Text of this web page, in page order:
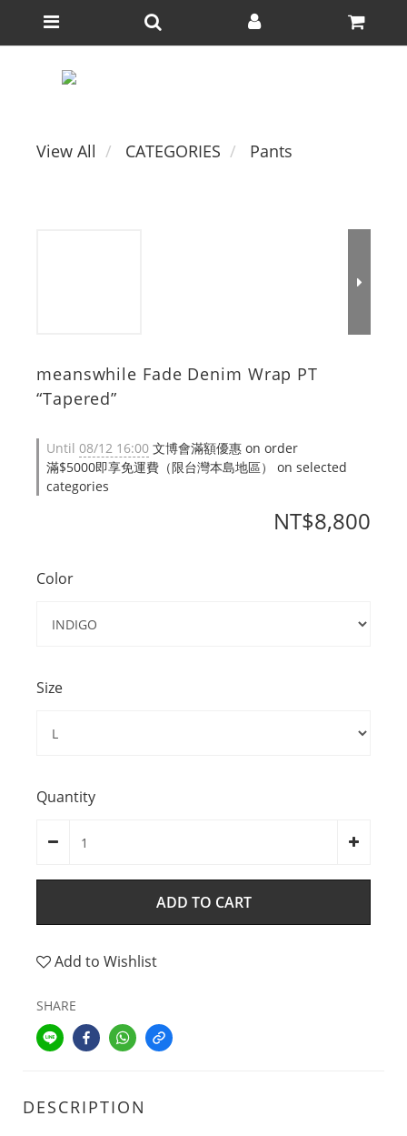
View All CATEGORIES Pants
meanswhile Fade Denim Wrap PT
“Tapered”
Until 08/12 16:00 文博會滿額優惠 on order
滿$5000即享免運費（限台灣本島地區） on selected
categories
NT$8,800
Color
Size
Quantity
ADD TO CART
Add to Wishlist
SHARE
DESCRIPTION